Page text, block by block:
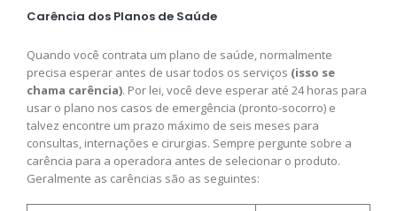
Carência dos Planos de Saúde
Quando você contrata um plano de saúde, normalmente
precisa esperar antes de usar todos os serviços (isso se
chama carência). Por lei, você deve esperar até 24 horas para
usar o plano nos casos de emergência (pronto-socorro) e
talvez encontre um prazo máximo de seis meses para
consultas, internações e cirurgias. Sempre pergunte sobre a
carência para a operadora antes de selecionar o produto.
Geralmente as carências são as seguintes: